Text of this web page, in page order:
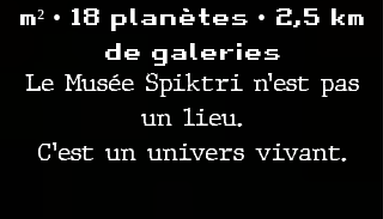
m² • 18 planètes • 2,5 km
de galeries
Le Musée Spiktri n’est pas
un lieu.
C’est un univers vivant.